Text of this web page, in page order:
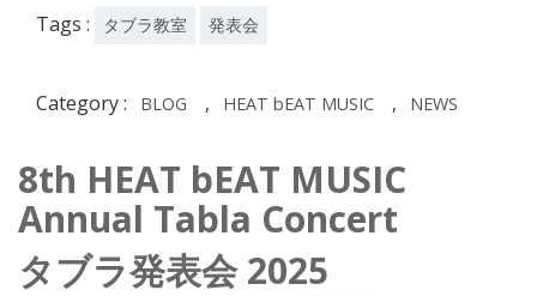
Tags : タブラ教室 発表会
Category : BLOG , HEAT bEAT MUSIC , NEWS
8th HEAT bEAT MUSIC
Annual Tabla Concert
タブラ発表会 2025